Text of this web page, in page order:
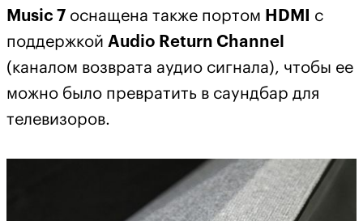
Music 7 оснащена также портом HDMI
с
поддержкой Audio Return Channel
(каналом возврата аудио сигнала), чтобы ее
можно было превратить в саундбар для
телевизоров.